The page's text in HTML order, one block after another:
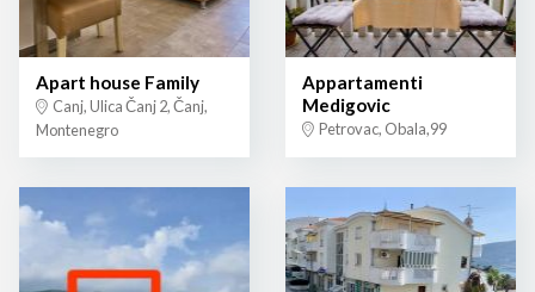
Apart house Family
Canj, Ulica Čanj 2, Čanj,
Montenegro
Appartamenti
Medigovic
Petrovac, Obala,99